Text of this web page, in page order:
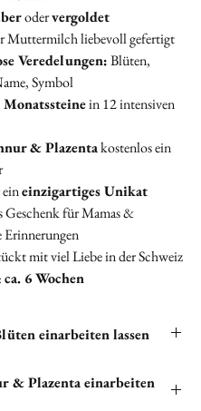
odervergoldet
Muttermilch liebevoll gefertigt
Veredelungen:Blüten,
Symbol
Monatssteinein 12 intensiven
& Plazentakostenlos ein
eineinzigartiges Unikat
Geschenk für Mamas &
Erinnerungen
mit viel Liebe in der Schweiz
ca. 6 Wochen
einarbeiten lassen
einarbeiten zu lassen. Bitte
& Plazenta einarbeiten